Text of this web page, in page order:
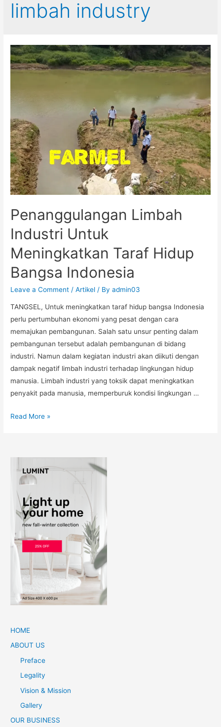
limbah industry
Penanggulangan Limbah
Industri Untuk
Meningkatkan Taraf Hidup
Bangsa Indonesia
Leave a Comment /Artikel / Byadmin03
TANGSEL, Untuk meningkatkan taraf hidup bangsa Indonesia
perlu pertumbuhan ekonomi yang pesat dengan cara
memajukan pembangunan. Salah satu unsur penting dalam
pembangunan tersebut adalah pembangunan di bidang
industri. Namun dalam kegiatan industri akan diikuti dengan
dampak negatif limbah industri terhadap lingkungan hidup
manusia. Limbah industri yang toksik dapat meningkatkan
penyakit pada manusia, memperburuk kondisi lingkungan …
Read More »
HOME
ABOUT US
Preface
Legality
Vision & Mission
Gallery
OUR BUSINESS